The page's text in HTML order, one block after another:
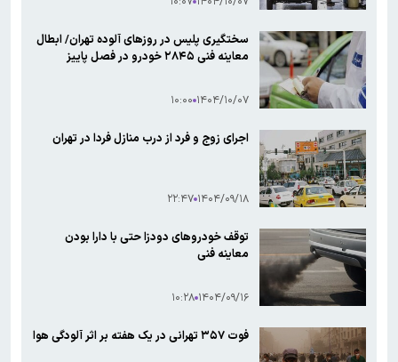
سختگیری پلیس در روزهای آلوده تهران/ ابطال
معاینه فنی ۲۸۴۵ خودرو در فصل پاییز
۱۴۰۴/۱۰/۰۷ ۱۰:۰۰
اجرای زوج و فرد از درب منازل فردا در تهران
۱۴۰۴/۰۹/۱۸ ۲۲:۴۷
توقف خودروهای دودزا حتی با دارا بودن
معاینه فنی
۱۴۰۴/۰۹/۱۶ ۱۰:۲۸
فوت ۳۵۷ تهرانی در یک هفته بر اثر آلودگی هوا